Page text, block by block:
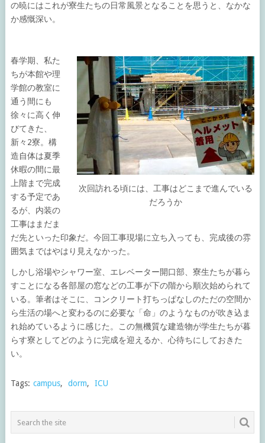
の暁にはこれが寮生たちの日常風景となることを思うと、なかな
か感慨深い。
次回訪れる頃には、工事はどこまで進んでいる
だろうか
春学期、私た
ちが本館や理
学館の教室に
通う間にも
徐々に高く伸
びてきた、
新々2寮。構
造自体は夏季
休暇の間に最
上階まで完成
する予定であ
るが、内装の
工事はまだま
だ先といった印象だ。今回工事現場に立ち入っても、完成後の雰
囲気まではやはり見えなかった。
しかし浴場やシャワー室、エレベーター開口部、寮生たちが暮ら
すことになる各部屋の窓などの工事が下の階から順次始められて
いる。筆者はそこに、コンクリート打ちっぱなしのただの空間か
ら生活の場へと変わるのに必要な「命」のようなものが吹き込ま
れ始めているように感じた。この無機質な建造物が学生たちが暮
らす寮としてどのように完成を迎えるか、心待ちにしておきた
い。
Tags: campus, dorm, ICU